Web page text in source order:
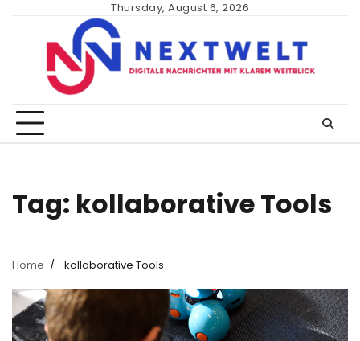
content
Thursday, August 6, 2026
Tag: kollaborative Tools
Home kollaborative Tools